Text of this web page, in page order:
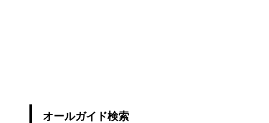
オールガイド検索